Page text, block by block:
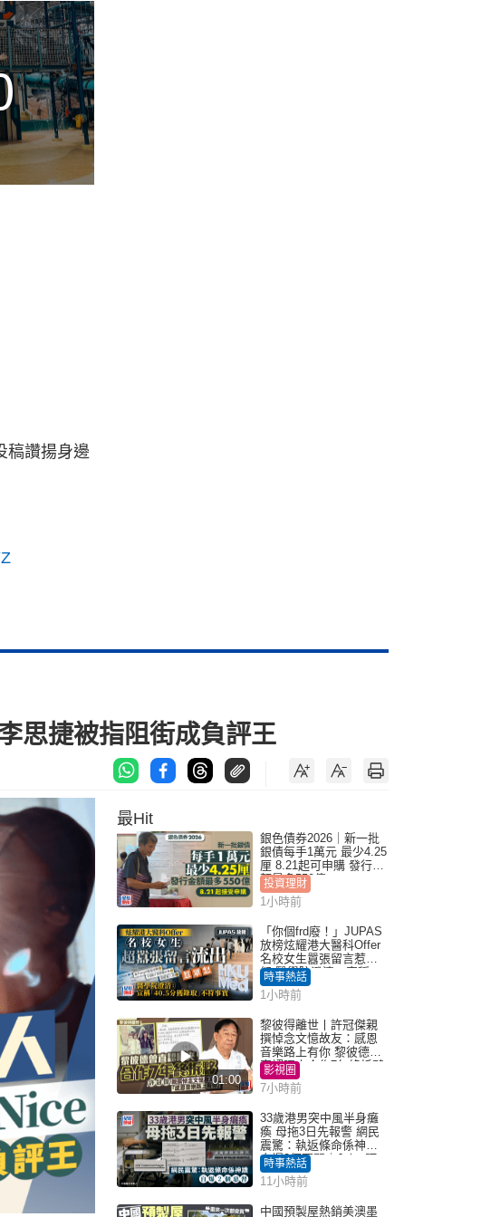
稿讚揚身邊
思捷被指阻街成負評王
最Hit
銀色債券2026｜新一批
銀債每手1萬元 最少4.25
厘 8.21起可申購 發行金
額最多550億
投資理財
1小時前
「你個frd廢！」JUPAS
放榜炫耀港大醫科Offer
名校女生囂張留言惹眾
怒 醫學院澄清：宣稱
「40.5分獲錄取」不符事
實｜Juicy叮
時事熱話
1小時前
01:00
黎彼得離世丨許冠傑親
撰悼念文憶故友：感恩
音樂路上有你 黎彼德曾
直認唔夾合作7年終拆夥
影視圈
7小時前
33歲港男突中風半身癱
瘓 母拖3日先報警 網民
震驚：執返條命係神蹟
自爆2個惡習｜Juicy叮
時事熱話
11小時前
中國預製屋熱銷美澳墨